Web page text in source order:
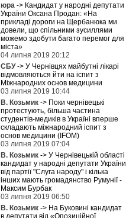
юра -> Кандидат у народні депутати
України Оксана Продан: «На
прикладі дороги на Щербанюка ми
довели, що спільними зусиллями
можемо здобути багато перемог для
міста»
04 липня 2019 20:12
СБУ-> У Чернівцях майбутні лікарі
відмовляються йти на іспит з
Міжнародних основ медицини
03 липня 2019 10:44
В. Козьмик -> Поки чернівецькі
протестують, більша частина
студентів-медиків в Україні вперше
складають міжнародний іспит з
основ медицини (IFOM)
03 липня 2019 07:04
В. Козьмик -> У Чернівецькій області
кандидат у народні депутати України
від партії "Слуга народу" і кілька
інших мають громадянство Румунії -
Максим Бурбак
03 липня 2019 06:50
В. Козьмик -> На Буковині кандидат
в депутати від «Опозиційної